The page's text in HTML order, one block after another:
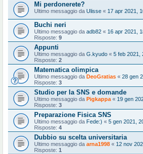
Mi perdonerete?
Ultimo messaggio da Ulisse « 17 apr 2021,
Buchi neri
Ultimo messaggio da adb82 « 16 apr 2021,
Risposte: 9
Appunti
Ultimo messaggio da G.kyudo « 5 feb 2021,
Risposte: 2
Matematica olimpica
Ultimo messaggio da DeoGratias « 28 gen
Risposte: 3
Studio per la SNS e domande
Ultimo messaggio da Pigkappa « 19 gen
Risposte: 3
Preparazione Fisica SNS
Ultimo messaggio da Fede:) « 5 gen 2021,
Risposte: 4
Dubbio su scelta universitaria
Ultimo messaggio da arna1998 « 12 nov
Risposte: 1